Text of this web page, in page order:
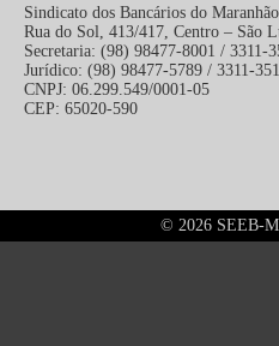
Sindicato dos Bancários do
Rua do Sol, 413/417, Centro – São
Secretaria: (98) 98477-8001 / 3311-
Jurídico: (98) 98477-5789 / 3311-
CNPJ: 06.299.549/0001-05
CEP: 65020-590
© 2026 SEEB-